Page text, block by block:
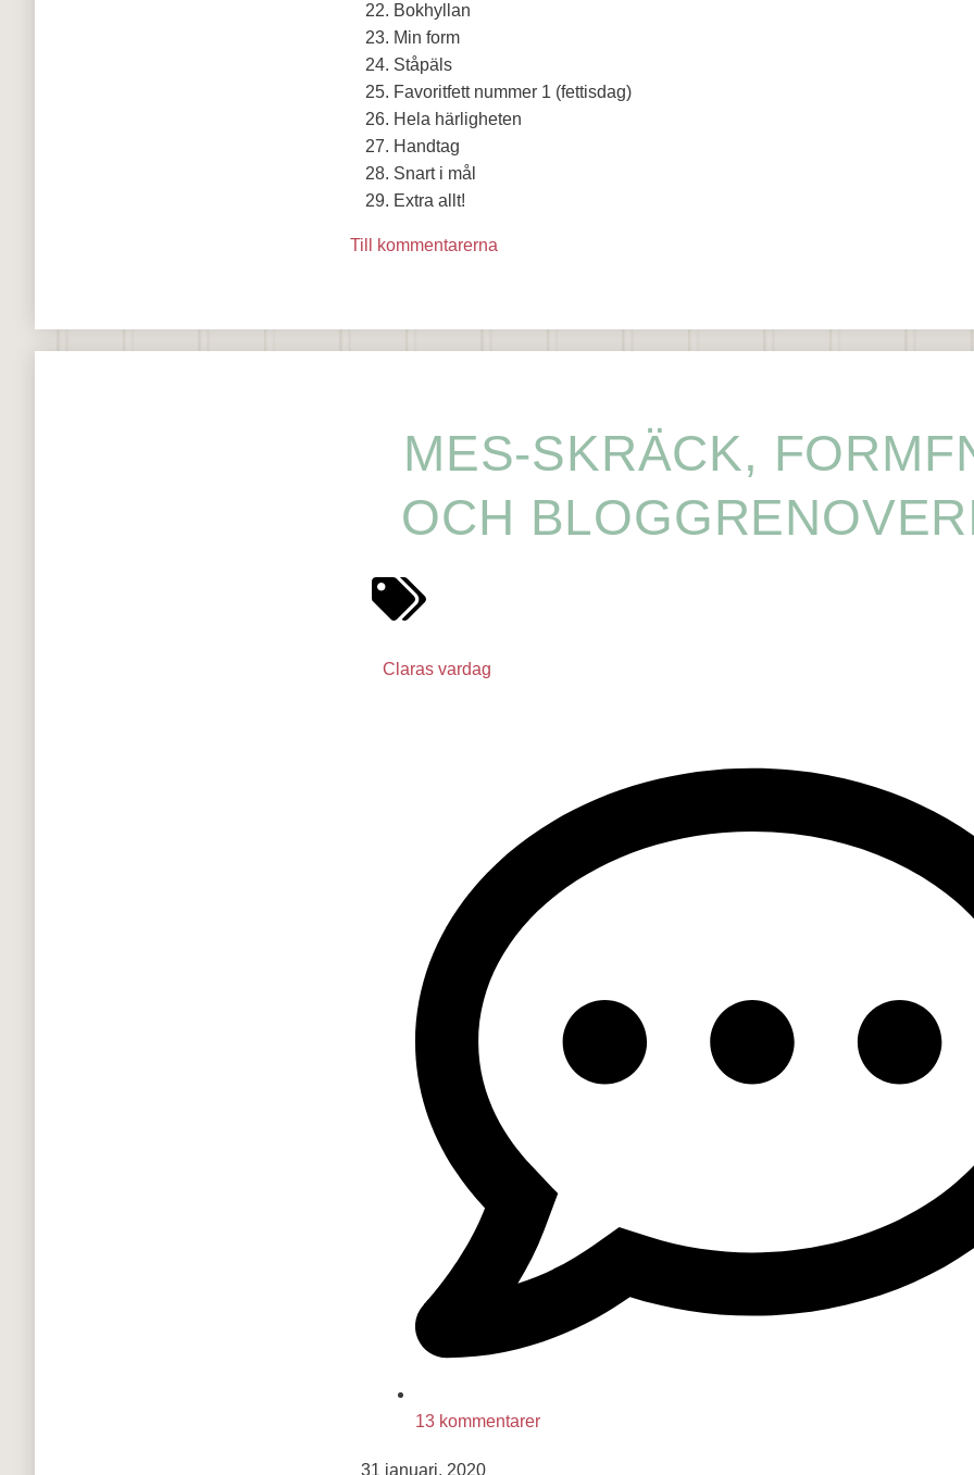
Bokhyllan
Min form
Ståpäls
Favoritfett nummer 1 (fettisdag)
Hela härligheten
Handtag
Snart i mål
Extra allt!
Till kommentarerna
MES-SKRÄCK,
OCH
Claras vardag
13 kommentarer
31 januari, 2020